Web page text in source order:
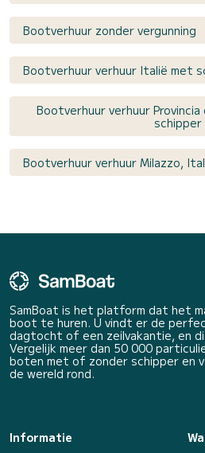
Bootverhuur zonder vergunning
Bootverhuur verhuur Italië met
Bootverhuur verhuur
schipper
Bootverhuur verhuur Milazzo,
SamBoat is het platform dat het
boot te huren. U vindt er de
dagtocht of een zeilvakantie, en
Vergelijk meer dan 50 000
boten met of zonder schipper en
de wereld rond.
Informatie